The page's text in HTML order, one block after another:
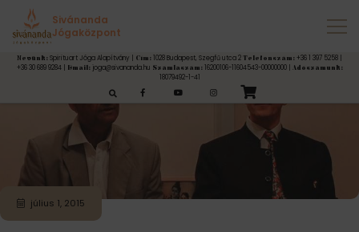
Sivánanda
Jógaközpont
Nevünk: Spirituart Jóga Alapítvány | Cím: 1028 Budapest, Szegfű utca 2 Telefonszám: +36 1 397 5258 |
+36 30 689 9284 |
Email:joga@sivananda.hu Számlaszám:16200106-11604543-00000000 | Adószámunk:
18079492-1-41
Címke:India nagykövete
július 1, 2015